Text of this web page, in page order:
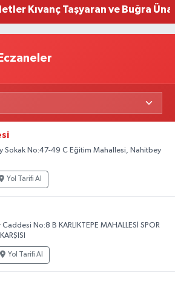
Kıvanç Taşyaran ve Buğra
Sokak No:47-49 C Eğitim Mahallesi, Nahitbey
Yol Tarifi Al
No:8 B KARLIKTEPE MAHALLESİ SPOR
Yol Tarifi Al